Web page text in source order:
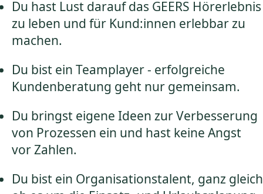
Du hast Lust darauf das GEERS Hörerlebnis
zu leben und für Kund:innen erlebbar zu
machen.
Du bist ein Teamplayer - erfolgreiche
Kundenberatung geht nur gemeinsam.
Du bringst eigene Ideen zur Verbesserung
von Prozessen ein und hast keine Angst
vor Zahlen.
Du bist ein Organisationstalent, ganz gleich